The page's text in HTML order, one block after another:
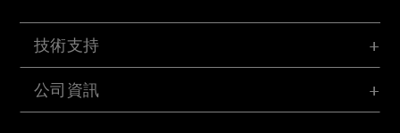
技術支持
公司資訊